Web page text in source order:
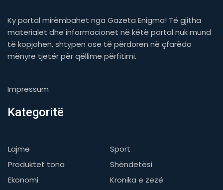
Ky portal mirëmbahet nga Gazeta Enigma! Të gjitha
materialet dhe informacionet në këtë portal nuk mund
të kopjohen, shtypen ose të përdoren në çfarëdo
mënyre tjetër për qëllime përfitimi.
Impressum
Kategoritë
Lajme
Sport
Produktet tona
Shëndetësi
Ekonomi
Kronika e zezë